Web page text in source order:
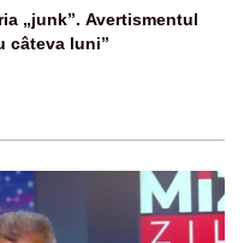
„junk”. Avertismentul
câteva luni”